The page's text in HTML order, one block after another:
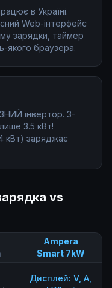
в Україні.
Web-інтерфейс
зарядки, таймер
якого браузера.
інвертор. 3-
3.5 кВт!
кВт) заряджає
vs
Ampera
Smart 7kW
Дисплей: V, A,